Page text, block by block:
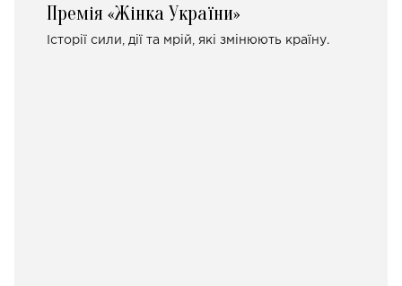
Премія «Жінка України»
Історії сили, дії та мрій, які змінюють країну.